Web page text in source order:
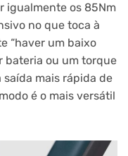
igualmente os 85Nm
no que toca à
“haver um baixo
bateria ou um torque
saída mais rápida de
é o mais versátil